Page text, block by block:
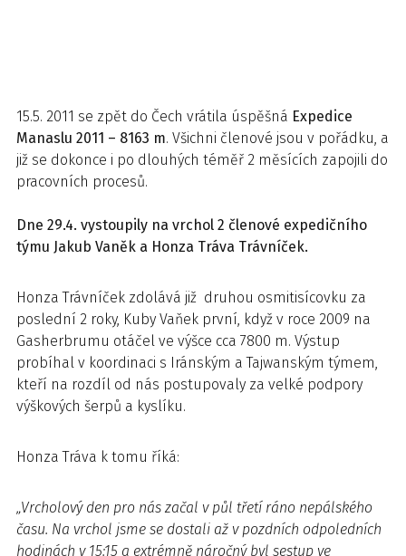
15.5. 2011 se zpět do Čech vrátila úspěšná Expedice
Manaslu 2011 – 8163 m. Všichni členové jsou v pořádku, a
již se dokonce i po dlouhých téměř 2 měsících zapojili do
pracovních procesů.
Dne 29.4. vystoupily na vrchol 2 členové expedičního
týmu Jakub Vaněk a Honza Tráva Trávníček.
Honza Trávníček zdolává již druhou osmitisícovku za
poslední 2 roky, Kuby Vaňek první, když v roce 2009 na
Gasherbrumu otáčel ve výšce cca 7800 m. Výstup
probíhal v koordinaci s Iránským a Tajwanským týmem,
kteří na rozdíl od nás postupovaly za velké podpory
výškových šerpů a kyslíku.
Honza Tráva k tomu říká:
„Vrcholový den pro nás začal v půl třetí ráno nepálského
času. Na vrchol jsme se dostali až v pozdních odpoledních
hodinách v 15:15 a extrémně náročný byl sestup ve